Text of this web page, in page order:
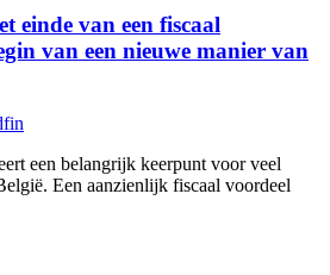
einde van een fiscaal
van een nieuwe manier van
een belangrijk keerpunt voor veel
Een aanzienlijk fiscaal voordeel